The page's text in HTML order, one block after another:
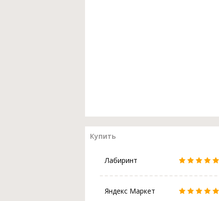
Купить
Лабиринт
Яндекс Маркет